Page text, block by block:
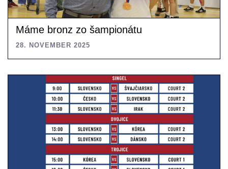
Máme bronz zo šampionátu
28. NOVEMBER 2025